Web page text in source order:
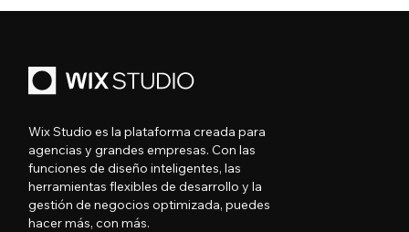
Wix Studio es la plataforma creada para
agencias y grandes empresas. Con las
funciones de diseño inteligentes, las
herramientas flexibles de desarrollo y la
gestión de negocios optimizada, puedes
hacer más, con más.